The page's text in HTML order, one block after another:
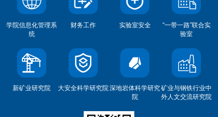
学院信息化管理系
统
财务工作 实验室安全
“一带一路”联合实
验室
新矿业研究院 大安全科学研究院深地岩体科学研究
院
矿业与钢铁行业中
外人文交流研究院